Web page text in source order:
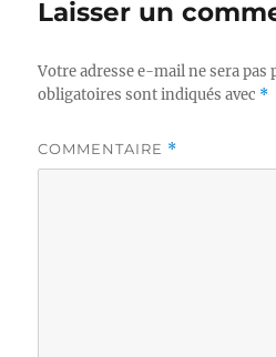
Laisser un
Votre adresse e-mail ne sera pas
obligatoires sont indiqués avec *
COMMENTAIRE *